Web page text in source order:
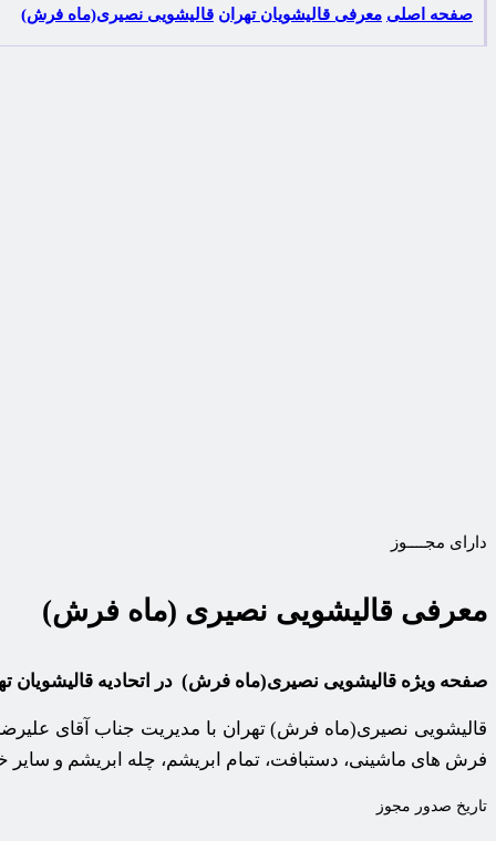
صفحه اصلی معرفی قالیشویان تهران قالیشویی نصیری(ماه فرش)
دارای مجــــوز
معرفی قالیشویی نصیری (ماه فرش)
صفحه ویژه قالیشویی نصیری(ماه فرش) در اتحادیه قالیشویان
قالیشویی نصیری(ماه فرش) تهران با مدیریت جناب آقای
فرش های ماشینی، دستبافت، تمام ابریشم، چله ابریشم و
تاریخ صدور مجوز